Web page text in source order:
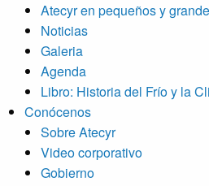
Atecyr en pequeños y
Noticias
Galeria
Agenda
Libro: Historia del Frío y la
Conócenos
Sobre Atecyr
Video corporativo
Gobierno